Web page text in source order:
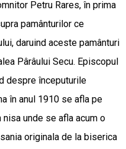
Petru Rares, în prima
pamânturilor ce
daruind aceste pamânturi
Pârâului Secu. Episcopul
despre începuturile
în anul 1910 se afla pe
unde se afla acum o
originala de la biserica